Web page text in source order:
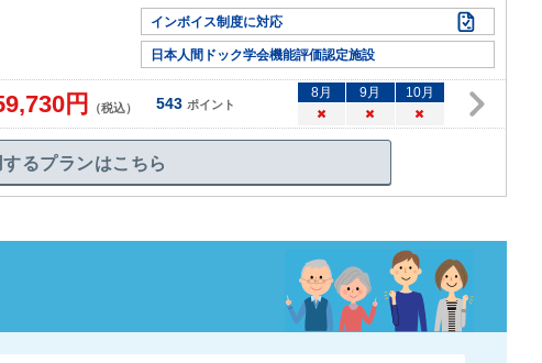
インボイス制度に対応
日本人間ドック学会機能評価認定施設
円 （税込） 543 ポイント
8月 9月 10月
×
× ×
るプランはこちら